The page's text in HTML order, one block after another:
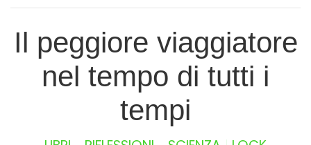
Il peggiore viaggiatore
nel tempo di tutti i
tempi